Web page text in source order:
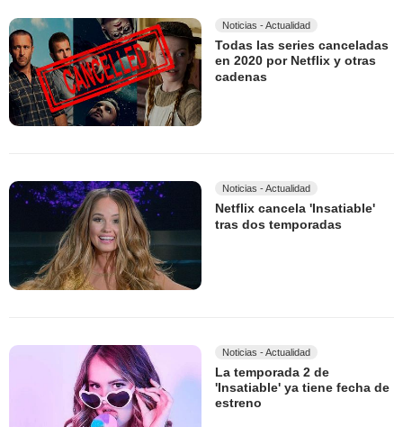
Noticias - Actualidad
Todas las series canceladas
en 2020 por Netflix y otras
cadenas
Noticias - Actualidad
Netflix cancela 'Insatiable'
tras dos temporadas
Noticias - Actualidad
La temporada 2 de
'Insatiable' ya tiene fecha de
estreno